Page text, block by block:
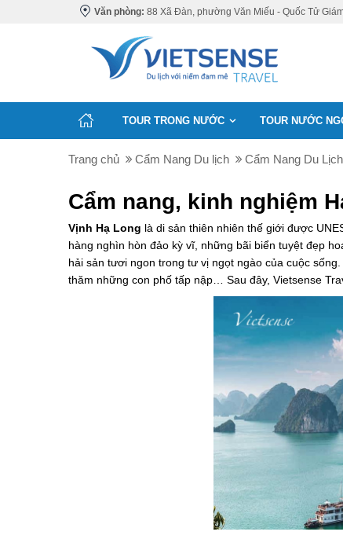
Văn phòng: 88 Xã Đàn, phường Văn Miếu - Quốc Tử
TOUR TRONG NƯỚC TOUR NƯỚC
Trang chủ Cẩm Nang Du lịch Cẩm Nang Du
Cẩm nang, kinh nghiệm
Vịnh Hạ Long là di sản thiên nhiên thế giới được
hàng nghìn hòn đảo kỳ vĩ, những bãi biển tuyệt đẹp
hải sản tươi ngon trong tư vị ngọt ngào của cuộc
thăm những con phố tấp nập… Sau đây, Vietsense